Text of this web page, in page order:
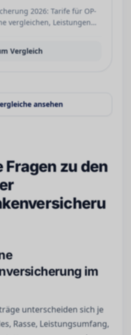
2026: Tarife für OP-
vergleichen, Leistungen
Vergleich
ansehen
Fragen zu den
im
unterscheiden sich je
Rasse, Leistungsumfang,